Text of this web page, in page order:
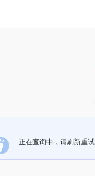
正在查询中，请刷新重试